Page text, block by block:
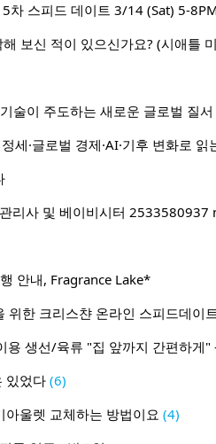
차 스피드 데이트 3/14 (Sat) 5-
보신 적이 있으신가요? (시애틀
술이 주도하는 새로운 글로벌 질서
세·글로벌 경제·AI·기후 변화로 읽
리사 및 베이비시터
안내, Fragrance Lake*
위한 크리스챤 온라인 스피드데이
용 생선/육류 "집 앞까지 간편하게"
있었다 (6)
울렛 교체하는 방법이요 (4)